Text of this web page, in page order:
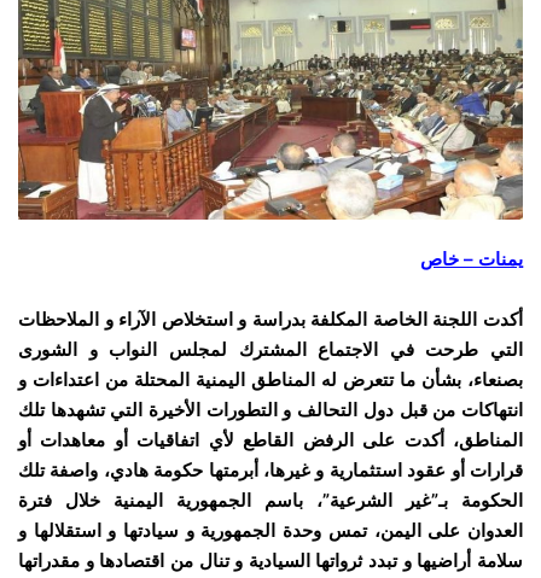
يمنات – خاص
أكدت اللجنة الخاصة المكلفة بدراسة و استخلاص الآراء و الملاحظات
التي طرحت في الاجتماع المشترك لمجلس النواب و الشورى
بصنعاء، بشأن ما تتعرض له المناطق اليمنية المحتلة من اعتداءات و
انتهاكات من قبل دول التحالف و التطورات الأخيرة التي تشهدها تلك
المناطق، أكدت على الرفض القاطع لأي اتفاقيات أو معاهدات أو
قرارات أو عقود استثمارية و غيرها، أبرمتها حكومة هادي، واصفة تلك
الحكومة بـ”غير الشرعية”، باسم الجمهورية اليمنية خلال فترة
العدوان على اليمن، تمس وحدة الجمهورية و سيادتها و استقلالها و
سلامة أراضيها و تبدد ثرواتها السيادية و تنال من اقتصادها و مقدراتها